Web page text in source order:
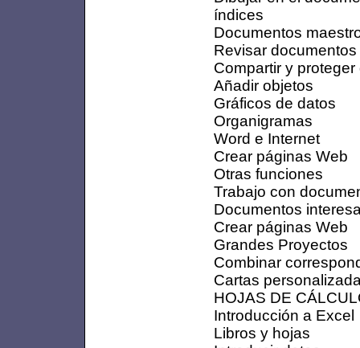
índices
Documentos
Revisar documentos
Compartir y
Añadir objetos
Gráficos de datos
Organigramas
Word e Internet
Crear páginas Web
Otras funciones
Trabajo con
Documentos
Crear páginas Web
Grandes Proyectos
Combinar
Cartas
HOJAS DE
Introducción a Excel
Libros y hojas